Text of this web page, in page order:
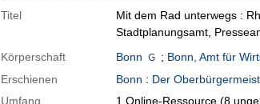
Titel
Mit dem Rad unterwegs :
Stadtplanungsamt,
Körperschaft
Bonn ; Bonn, Amt für
Erschienen
Bonn : Der
Umfang
1 Online-Ressource (8